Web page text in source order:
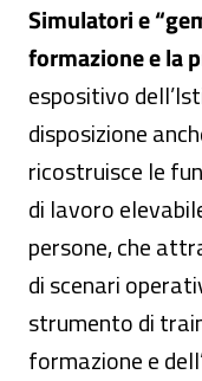
Simulatori e
formazione e la
espositivo
disposizione
ricostruisce le
di lavoro
persone, che
di scenari
strumento di
formazione e